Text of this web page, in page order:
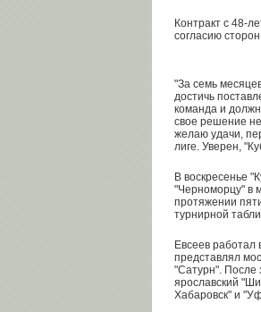
Контракт с 48-
согласию
"За семь
достичь
команда и
свое решение
желаю удачи,
лиге. Уверен,
В воскресенье
"Черноморцу" в
протяжении
турнирной
Евсеев работал
представлял
"Сатурн". После
ярославский
Хабаровск" и